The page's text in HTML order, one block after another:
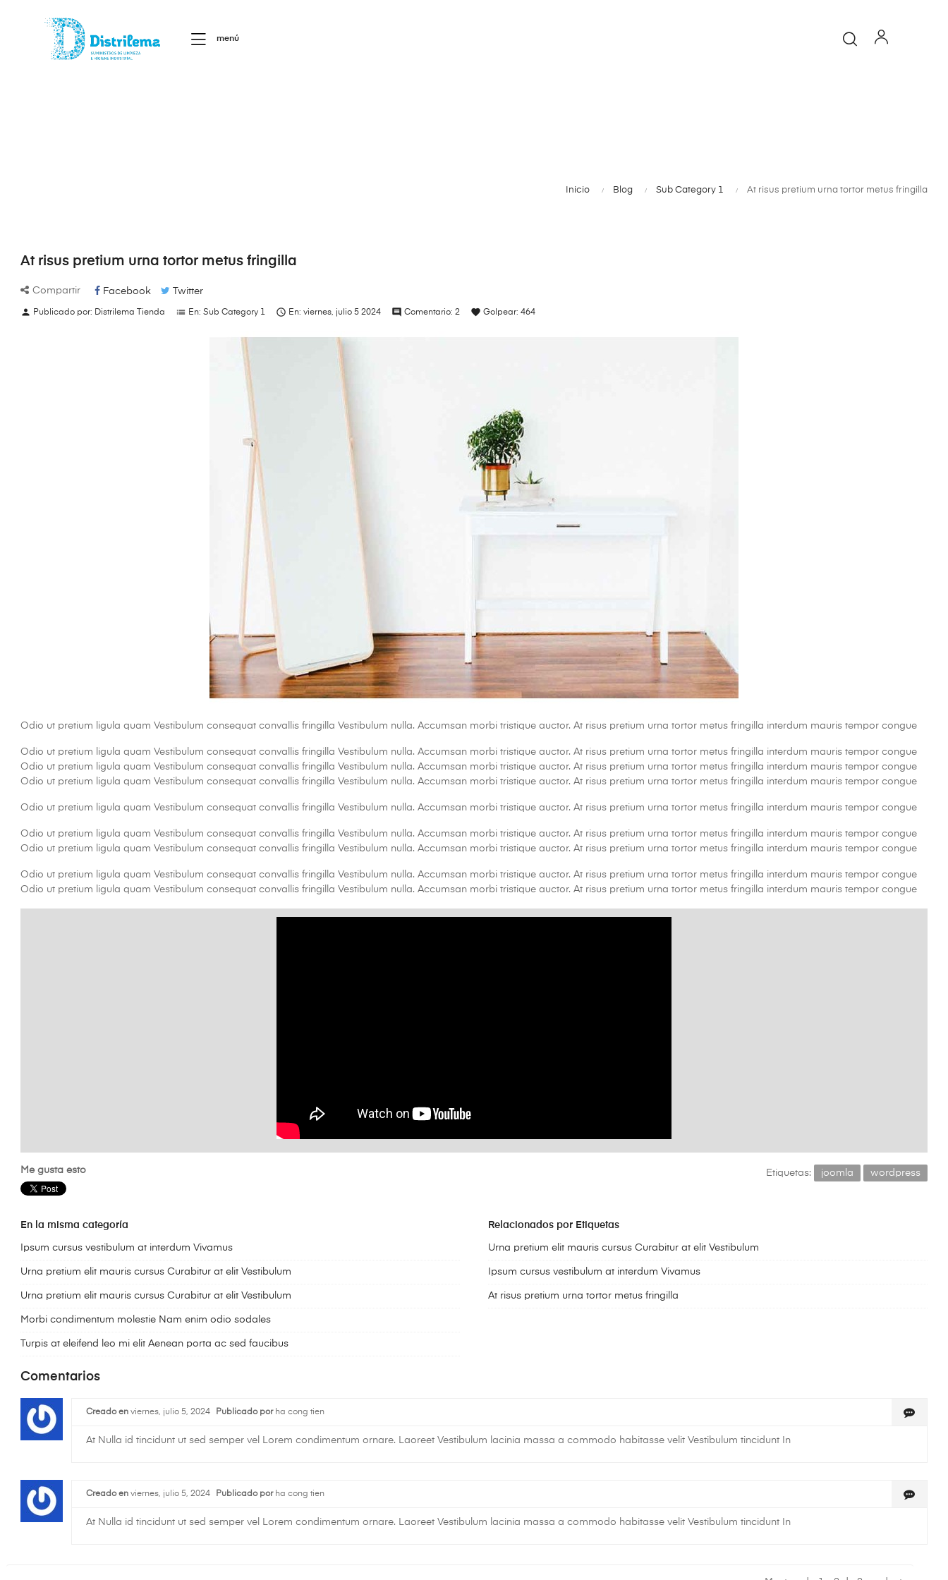
menú
Inicio Blog Sub Category 1 At risus pretium urna tortor metus fringilla
At risus pretium urna tortor metus fringilla
Compartir Facebook Twitter
person Publicado por: Distrilema Tienda list En: Sub Category 1  En: viernes, julio 5 2024 comment Comentario: 2 favorite Golpear: 464
Odio ut pretium ligula quam Vestibulum consequat convallis fringilla Vestibulum nulla. Accumsan morbi tristique auctor. At risus pretium urna tortor metus fringilla interdum mauris tempor congue
Odio ut pretium ligula quam Vestibulum consequat convallis fringilla Vestibulum nulla. Accumsan morbi tristique auctor. At risus pretium urna tortor metus fringilla interdum mauris tempor congue
Odio ut pretium ligula quam Vestibulum consequat convallis fringilla Vestibulum nulla. Accumsan morbi tristique auctor. At risus pretium urna tortor metus fringilla interdum mauris tempor congue
Odio ut pretium ligula quam Vestibulum consequat convallis fringilla Vestibulum nulla. Accumsan morbi tristique auctor. At risus pretium urna tortor metus fringilla interdum mauris tempor congue
Odio ut pretium ligula quam Vestibulum consequat convallis fringilla Vestibulum nulla. Accumsan morbi tristique auctor. At risus pretium urna tortor metus fringilla interdum mauris tempor congue
Odio ut pretium ligula quam Vestibulum consequat convallis fringilla Vestibulum nulla. Accumsan morbi tristique auctor. At risus pretium urna tortor metus fringilla interdum mauris tempor congue
Odio ut pretium ligula quam Vestibulum consequat convallis fringilla Vestibulum nulla. Accumsan morbi tristique auctor. At risus pretium urna tortor metus fringilla interdum mauris tempor congue
Odio ut pretium ligula quam Vestibulum consequat convallis fringilla Vestibulum nulla. Accumsan morbi tristique auctor. At risus pretium urna tortor metus fringilla interdum mauris tempor congue
Odio ut pretium ligula quam Vestibulum consequat convallis fringilla Vestibulum nulla. Accumsan morbi tristique auctor. At risus pretium urna tortor metus fringilla interdum mauris tempor congue
Me gusta esto Etiquetas: joomla wordpress
En la misma categoría
Ipsum cursus vestibulum at interdum Vivamus
Urna pretium elit mauris cursus Curabitur at elit Vestibulum
Urna pretium elit mauris cursus Curabitur at elit Vestibulum
Morbi condimentum molestie Nam enim odio sodales
Turpis at eleifend leo mi elit Aenean porta ac sed faucibus
Relacionados por Etiquetas
Urna pretium elit mauris cursus Curabitur at elit Vestibulum
Ipsum cursus vestibulum at interdum Vivamus
At risus pretium urna tortor metus fringilla
Comentarios
Creado en viernes, julio 5, 2024 Publicado porha cong tien
At Nulla id tincidunt ut sed semper vel Lorem condimentum ornare. Laoreet Vestibulum lacinia massa a commodo habitasse velit Vestibulum tincidunt In
Creado en viernes, julio 5, 2024 Publicado porha cong tien
At Nulla id tincidunt ut sed semper vel Lorem condimentum ornare. Laoreet Vestibulum lacinia massa a commodo habitasse velit Vestibulum tincidunt In